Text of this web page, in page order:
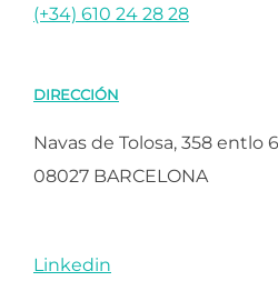
(+34) 610 24 28 28
DIRECCIÓN
Navas de Tolosa, 358 entlo
08027 BARCELONA
Linkedin